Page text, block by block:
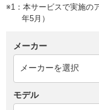
※1：本サービスで実施の
年5月）
メーカー
モデル